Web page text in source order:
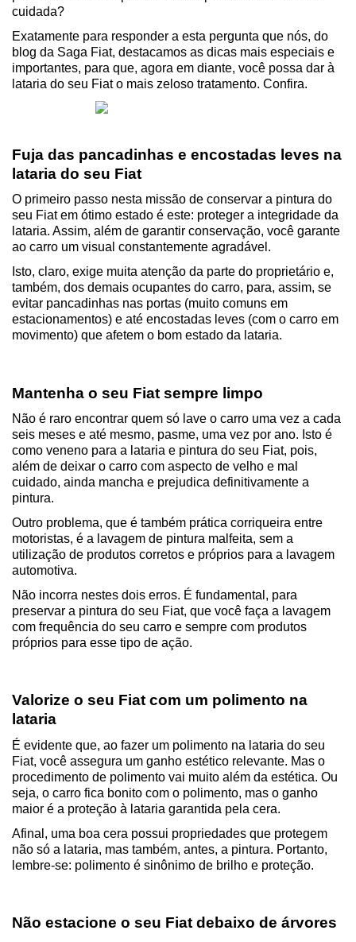
cuidada?
Exatamente para responder a esta pergunta que nós, do
blog da Saga Fiat, destacamos as dicas mais especiais e
importantes, para que, agora em diante, você possa dar à
lataria do seu Fiat o mais zeloso tratamento. Confira.
Fuja das pancadinhas e encostadas leves na
lataria do seu Fiat
O primeiro passo nesta missão de conservar a pintura do
seu Fiat em ótimo estado é este: proteger a integridade da
lataria. Assim, além de garantir conservação, você garante
ao carro um visual constantemente agradável.
Isto, claro, exige muita atenção da parte do proprietário e,
também, dos demais ocupantes do carro, para, assim, se
evitar pancadinhas nas portas (muito comuns em
estacionamentos) e até encostadas leves (com o carro em
movimento) que afetem o bom estado da lataria.
Mantenha o seu Fiat sempre limpo
Não é raro encontrar quem só lave o carro uma vez a cada
seis meses e até mesmo, pasme, uma vez por ano. Isto é
como veneno para a lataria e pintura do seu Fiat, pois,
além de deixar o carro com aspecto de velho e mal
cuidado, ainda mancha e prejudica definitivamente a
pintura.
Outro problema, que é também prática corriqueira entre
motoristas, é a lavagem de pintura malfeita, sem a
utilização de produtos corretos e próprios para a lavagem
automotiva.
Não incorra nestes dois erros. É fundamental, para
preservar a pintura do seu Fiat, que você faça a lavagem
com frequência do seu carro e sempre com produtos
próprios para esse tipo de ação.
Valorize o seu Fiat com um polimento na
lataria
É evidente que, ao fazer um polimento na lataria do seu
Fiat, você assegura um ganho estético relevante. Mas o
procedimento de polimento vai muito além da estética. Ou
seja, o carro fica bonito com o polimento, mas o ganho
maior é a proteção à lataria garantida pela cera.
Afinal, uma boa cera possui propriedades que protegem
não só a lataria, mas também, antes, a pintura. Portanto,
lembre-se: polimento é sinônimo de brilho e proteção.
Não estacione o seu Fiat debaixo de árvores